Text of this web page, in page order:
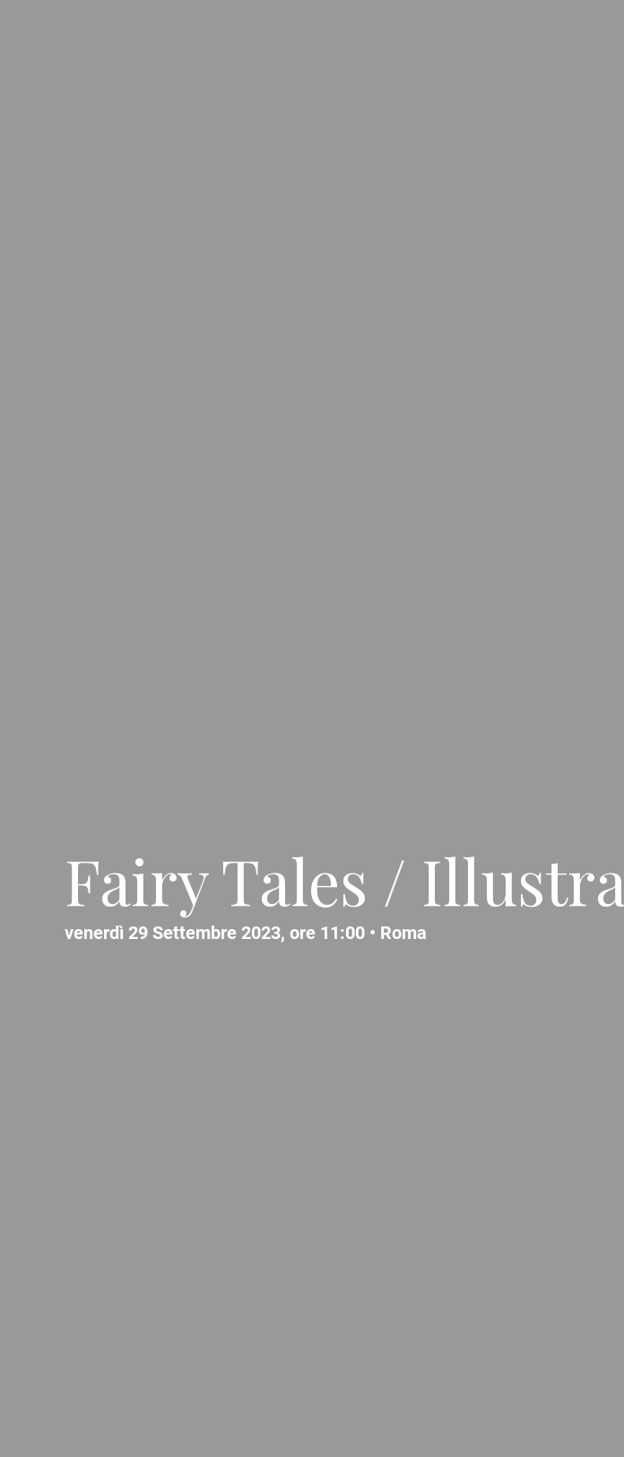
Fairy Tales /
venerdì 29 Settembre 2023, ore 11:00 • Roma